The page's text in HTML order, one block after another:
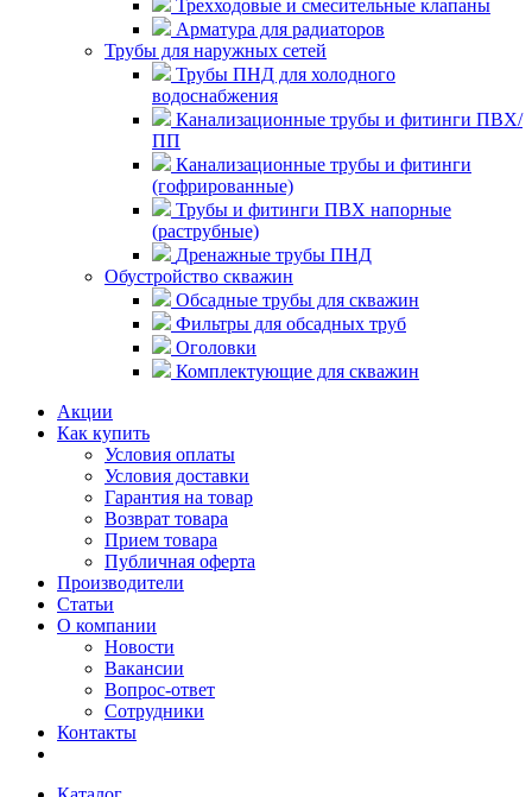
Трехходовые и смесительные клапаны
Арматура для радиаторов
Трубы для наружных сетей
Трубы ПНД для холодного
водоснабжения
Канализационные трубы и фитинги ПВХ/
ПП
Канализационные трубы и фитинги
(гофрированные)
Трубы и фитинги ПВХ напорные
(раструбные)
Дренажные трубы ПНД
Обустройство скважин
Обсадные трубы для скважин
Фильтры для обсадных труб
Оголовки
Комплектующие для скважин
Акции
Как купить
Условия оплаты
Условия доставки
Гарантия на товар
Возврат товара
Прием товара
Публичная оферта
Производители
Статьи
О компании
Новости
Вакансии
Вопрос-ответ
Сотрудники
Контакты